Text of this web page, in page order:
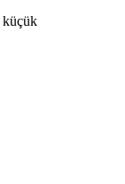
küçük